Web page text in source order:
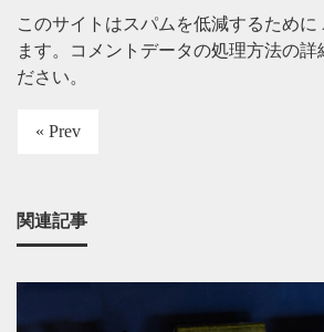
このサイトはスパムを低減するために
ます。
コメントデータの処理方法の詳
ださい。
« Prev
関連記事